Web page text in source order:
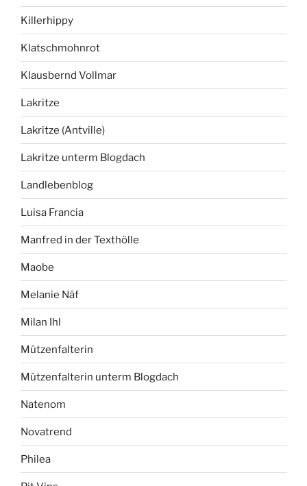
Killerhippy
Klatschmohnrot
Klausbernd Vollmar
Lakritze
Lakritze (Antville)
Lakritze unterm Blogdach
Landlebenblog
Luisa Francia
Manfred in der Texthölle
Maobe
Melanie Näf
Milan Ihl
Mützenfalterin
Mützenfalterin unterm Blogdach
Natenom
Novatrend
Philea